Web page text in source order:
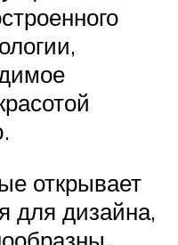
открывает
для дизайна,